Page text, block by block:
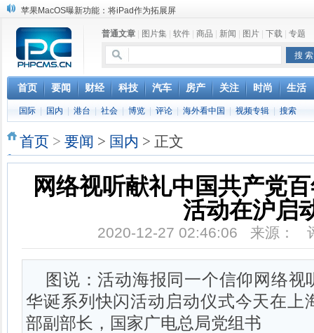
苹果MacOS曝新功能：将iPad作为拓展屏
苹果与高通和解 英特尔失去重要移动客户
小米高管：虽然高通与苹果和解，但5G iPhone最快明年下半年发布
iOS 13加入黑暗模式 多功能加持6月份见
高通与苹果达成和解，双方达成6年许可协议
巴黎圣母院大火肆虐，人类文明的一场浩劫
奔驰维权女车主捅出了一个最大的瓜
普通文章 图片集 软件 商品 新闻 图片 下载 专题
首页 要闻 财经 科技 汽车 房产 关注 时尚 生活
国际 国内 港台 社会 博览 评论 海外看中国 视频专辑 搜索
首页 > 要闻 > 国内 > 正文
网络视听献礼中国共产党
活动在沪启
2020-12-27 02:46:06 来源：
图说：活动海报同一个信仰网络视
华诞系列快闪活动启动仪式今天在上
部副部长，国家广电总局党组书